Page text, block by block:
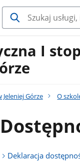
I
Jeleniej Górze O
Deklaracja